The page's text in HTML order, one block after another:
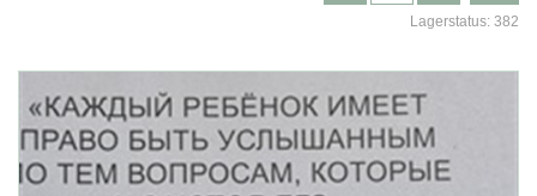
Lagerstatus: 382